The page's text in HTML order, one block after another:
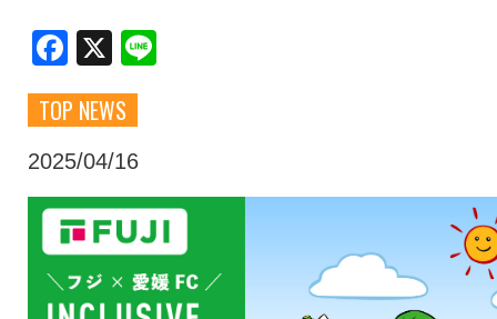
スクール
ファンクラブ 試合を観戦
トップチーム アカデミー
Facebook
X
TOP NEWS
2025/04/16